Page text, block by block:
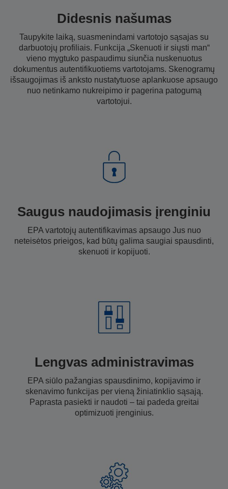
Didesnis našumas
Taupykite laiką, suasmenindami vartotojo sąsajas su
darbuotojų profiliais. Funkcija „Skenuoti ir siųsti man“
vieno mygtuko paspaudimu siunčia nuskenuotus
dokumentus autentifikuotiems vartotojams. Skenogramų
išsaugojimas iš anksto nustatytuose aplankuose apsaugo
nuo netinkamo nukreipimo ir pagerina patogumą
vartotojui.
Saugus naudojimasis įrenginiu
EPA vartotojų autentifikavimas apsaugo Jus nuo
neteisėtos prieigos, kad būtų galima saugiai spausdinti,
skenuoti ir kopijuoti.
Lengvas administravimas
EPA siūlo pažangias spausdinimo, kopijavimo ir
skenavimo funkcijas per vieną žiniatinklio sąsają.
Paprasta pasiekti ir naudoti – tai padeda greitai
optimizuoti įrenginius.